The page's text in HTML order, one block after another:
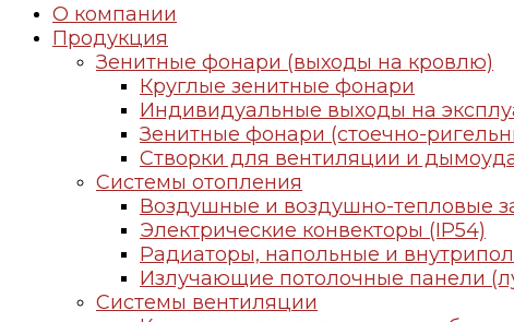
О компании
Продукция
Зенитные фонари (выходы на кровлю)
Круглые зенитные фонари
Индивидуальные выходы на
Зенитные фонари (стоечно-
Створки для вентиляции и
Системы отопления
Воздушные и воздушно-тепловые
Электрические конвекторы (IP54)
Радиаторы, напольные и
Излучающие потолочные панели
Системы вентиляции